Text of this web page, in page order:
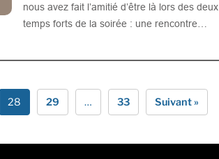
nous avez fait l’amitié d’être là lors des deux
temps forts de la soirée : une rencontre…
28 29 … 33 Suivant »